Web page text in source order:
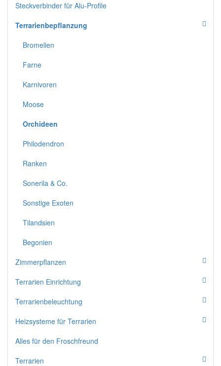
Steckverbinder für Alu-Profile
Terrarienbepflanzung
Bromelien
Farne
Karnivoren
Moose
Orchideen
Philodendron
Ranken
Sonerila & Co.
Sonstige Exoten
Tilandsien
Begonien
Zimmerpflanzen
Terrarien Einrichtung
Terrarienbeleuchtung
Heizsysteme für Terrarien
Alles für den Froschfreund
Terrarien